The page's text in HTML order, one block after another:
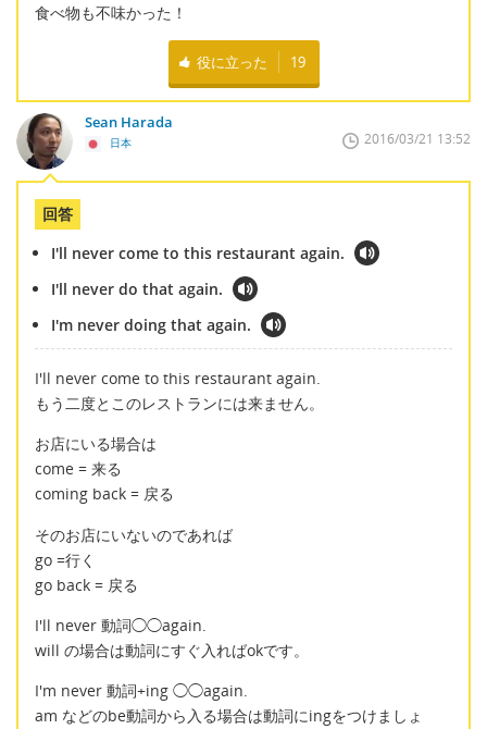
食べ物も不味かった！
役に立った 19
Sean Harada
日本 2016/03/21 13:52
回答
I'll never come to this restaurant again.
I'll never do that again.
I'm never doing that again.
I'll never come to this restaurant again.
もう二度とこのレストランには来ません。
お店にいる場合は
come = 来る
coming back = 戻る
そのお店にいないのであれば
go =行く
go back = 戻る
I'll never 動詞◯◯again.
will の場合は動詞にすぐ入ればokです。
I'm never 動詞+ing ◯◯again.
am などのbe動詞から入る場合は動詞にingをつけましょ